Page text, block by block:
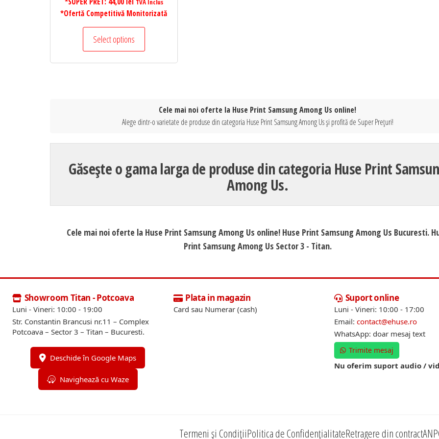
*Ofertă Competitivă Monitorizată
Select options
Cele mai noi oferte la Huse Print Samsung Among Us online!
Alege dintr-o varietate de produse din categoria Huse Print Samsung Among Us și profită de Super Prețuri!
Găsește o gama larga de produse din categoria Huse Print
Among Us.
Cele mai noi oferte la Huse Print Samsung Among Us online! Huse Print Samsung Among Us Bucuresti.
Print Samsung Among Us Sector 3 - Titan.
Showroom Titan - Potcoava
Luni - Vineri: 10:00 - 19:00
Str. Constantin Brancusi nr.11 – Complex
Potcoava – Sector 3 – Titan – Bucuresti.
Deschide în Google Maps
Navighează cu Waze
Plata in magazin
Card sau Numerar (cash)
Suport online
Luni - Vineri: 10:00 - 17:00
Email: contact@ehuse.ro
WhatsApp: doar mesaj text
Trimite mesaj
Nu oferim suport audio /
Termeni și CondițiiPolitica de ConfidențialitateRetragere din contract